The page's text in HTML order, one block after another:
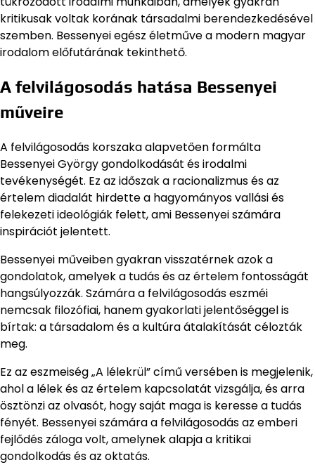
kritikusak voltak korának társadalmi berendezkedésével
szemben. Bessenyei egész életműve a modern magyar
irodalom előfutárának tekinthető.
A felvilágosodás hatása Bessenyei
műveire
A felvilágosodás korszaka alapvetően formálta
Bessenyei György gondolkodását és irodalmi
tevékenységét. Ez az időszak a racionalizmus és az
értelem diadalát hirdette a hagyományos vallási és
felekezeti ideológiák felett, ami Bessenyei számára
inspirációt jelentett.
Bessenyei műveiben gyakran visszatérnek azok a
gondolatok, amelyek a tudás és az értelem fontosságát
hangsúlyozzák. Számára a felvilágosodás eszméi
nemcsak filozófiai, hanem gyakorlati jelentőséggel is
bírtak: a társadalom és a kultúra átalakítását célozták
meg.
Ez az eszmeiség „A lélekrül” című versében is megjelenik,
ahol a lélek és az értelem kapcsolatát vizsgálja, és arra
ösztönzi az olvasót, hogy saját maga is keresse a tudás
fényét. Bessenyei számára a felvilágosodás az emberi
fejlődés záloga volt, amelynek alapja a kritikai
gondolkodás és az oktatás.